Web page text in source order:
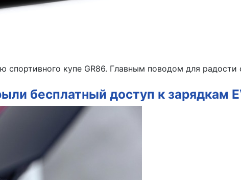
спортивного купе GR86. Главным поводом для радости
бесплатный доступ к зарядкам